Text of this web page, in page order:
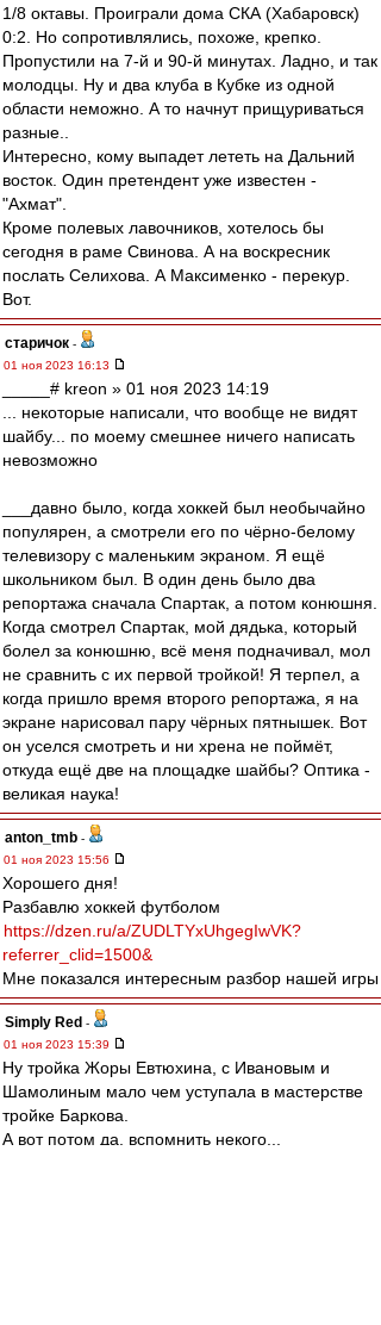
1/8 октавы. Проиграли дома СКА (Хабаровск)
0:2. Но сопротивлялись, похоже, крепко.
Пропустили на 7-й и 90-й минутах. Ладно, и так
молодцы. Ну и два клуба в Кубке из одной
области неможно. А то начнут прищуриваться
разные..
Интересно, кому выпадет лететь на Дальний
восток. Один претендент уже известен -
"Ахмат".
Кроме полевых лавочников, хотелось бы
сегодня в раме Свинова. А на воскресник
послать Селихова. А Максименко - перекур.
Вот.
старичок -
01 ноя 2023 16:13
_____# kreon » 01 ноя 2023 14:19
... некоторые написали, что вообще не видят
шайбу... по моему смешнее ничего написать
невозможно
___давно было, когда хоккей был необычайно
популярен, а смотрели его по чёрно-белому
телевизору с маленьким экраном. Я ещё
школьником был. В один день было два
репортажа сначала Спартак, а потом конюшня.
Когда смотрел Спартак, мой дядька, который
болел за конюшню, всё меня подначивал, мол
не сравнить с их первой тройкой! Я терпел, а
когда пришло время второго репортажа, я на
экране нарисовал пару чёрных пятнышек. Вот
он уселся смотреть и ни хрена не поймёт,
откуда ещё две на площадке шайбы? Оптика -
великая наука!
anton_tmb -
01 ноя 2023 15:56
Хорошего дня!
Разбавлю хоккей футболом
https://dzen.ru/a/ZUDLTYxUhgegIwVK?
referrer_clid=1500&
Мне показался интересным разбор нашей игры
Simply Red -
01 ноя 2023 15:39
Ну тройка Жоры Евтюхина, с Ивановым и
Шамолиным мало чем уступала в мастерстве
тройке Баркова.
А вот потом да, вспомнить некого...